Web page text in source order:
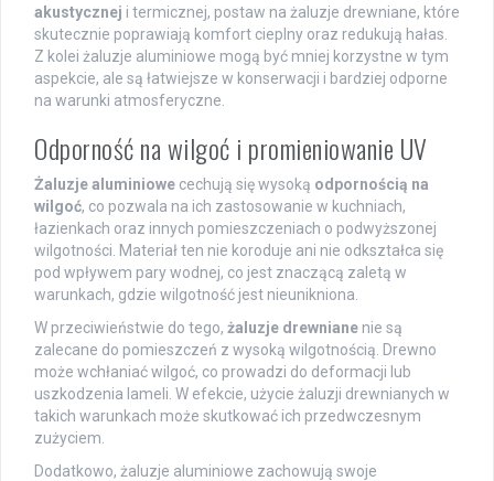
akustycznej i termicznej, postaw na żaluzje drewniane, które
skutecznie poprawiają komfort cieplny oraz redukują hałas.
Z kolei żaluzje aluminiowe mogą być mniej korzystne w tym
aspekcie, ale są łatwiejsze w konserwacji i bardziej odporne
na warunki atmosferyczne.
Odporność na wilgoć i promieniowanie UV
Żaluzje aluminiowe cechują się wysoką odpornością na
wilgoć, co pozwala na ich zastosowanie w kuchniach,
łazienkach oraz innych pomieszczeniach o podwyższonej
wilgotności. Materiał ten nie koroduje ani nie odkształca się
pod wpływem pary wodnej, co jest znaczącą zaletą w
warunkach, gdzie wilgotność jest nieunikniona.
W przeciwieństwie do tego, żaluzje drewniane nie są
zalecane do pomieszczeń z wysoką wilgotnością. Drewno
może wchłaniać wilgoć, co prowadzi do deformacji lub
uszkodzenia lameli. W efekcie, użycie żaluzji drewnianych w
takich warunkach może skutkować ich przedwczesnym
zużyciem.
Dodatkowo, żaluzje aluminiowe zachowują swoje